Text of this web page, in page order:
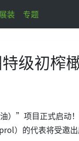
展装 专题
级初榨
）”项目正式启动
）的代表将受邀